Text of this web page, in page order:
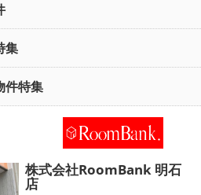
集
件特集
株式会社RoomBank 明石
店